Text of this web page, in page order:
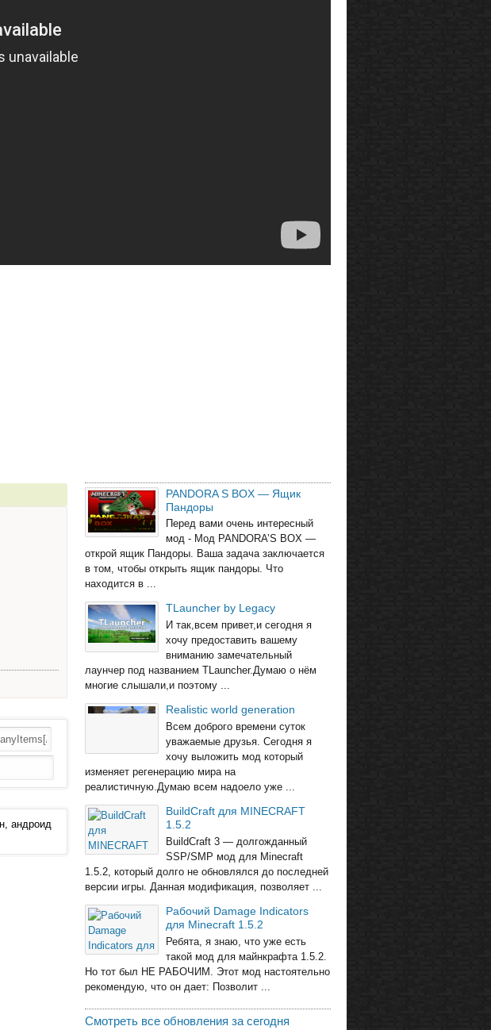
андроид
PANDORA S BOX — Ящик
Пандоры
Перед вами очень интересный
мод - Мод PANDORA’S BOX —
открой ящик Пандоры. Ваша задача заключается
в том, чтобы открыть ящик пандоры. Что
находится в ...
TLauncher by Legacy
И так,всем привет,и сегодня я
хочу предоставить вашему
вниманию замечательный
лаунчер под названием TLauncher.Думаю о нём
многие слышали,и поэтому ...
Realistic world generation
Всем доброго времени суток
уважаемые друзья. Сегодня я
хочу выложить мод который
изменяет регенерацию мира на
реалистичную.Думаю всем надоело уже ...
BuildCraft для MINECRAFT
1.5.2
BuildCraft 3 — долгожданный
SSP/SMP мод для Minecraft
1.5.2, который долго не обновлялся до последней
версии игры. Данная модификация, позволяет ...
Рабочий Damage Indicators
для Minecraft 1.5.2
Ребята, я знаю, что уже есть
такой мод для майнкрафта 1.5.2.
Но тот был НЕ РАБОЧИМ. Этот мод настоятельно
рекомендую, что он дает: Позволит ...
Смотреть все обновления за сегодня